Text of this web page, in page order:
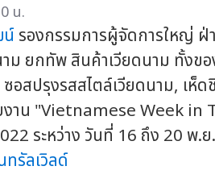
น.
น์ รองกรรมการผู้จัดการใหญ่
ม ยกทัพ สินค้าเวียดนาม ทั้งข
สปรุงรสสไตล์เวียดนาม, เห็ด
งาน "Vietnamese Week
ระหว่าง วันที่ 16 ถึง 20 พ.
รัลเวิลด์